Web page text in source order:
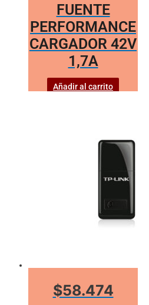
FUENTE
PERFORMANCE
CARGADOR 42V
1,7A
Añadir al carrito
$58.474